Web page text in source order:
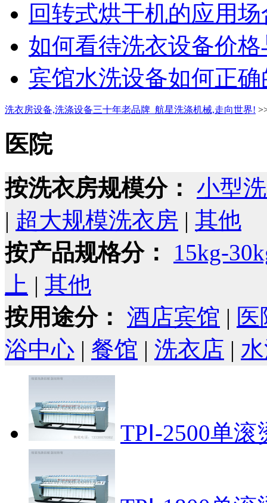
回转式烘干机的应用场
如何看待洗衣设备价格
宾馆水洗设备如何正确
洗衣房设备,洗涤设备三十年老品牌_航星洗涤机械,走向世界!
医院
按洗衣房规模分： 小型
| 超大规模洗衣房 | 其他
按产品规格分：
15kg-
上 | 其他
按用途分： 酒店宾馆 | 医
浴中心 | 餐馆 | 洗衣店 |
TPⅠ-2500单滚